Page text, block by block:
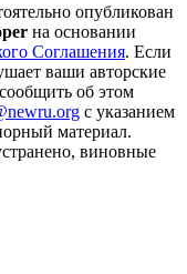
опубликован
на основании
Соглашения. Если
ваши авторские
об этом
с указанием
материал.
виновные